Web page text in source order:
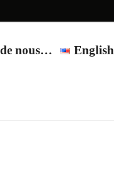
nous… English